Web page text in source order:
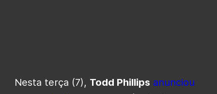
Nesta terça (7), Todd Phillips anunciou